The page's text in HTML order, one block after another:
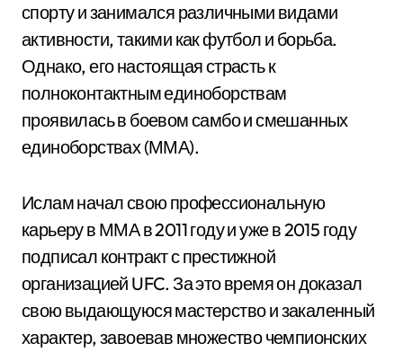
спорту и занимался различными видами
активности, такими как футбол и борьба.
Однако, его настоящая страсть к
полноконтактным единоборствам
проявилась в боевом самбо и смешанных
единоборствах (ММА).
Ислам начал свою профессиональную
карьеру в ММА в 2011 году и уже в 2015 году
подписал контракт с престижной
организацией UFC. За это время он доказал
свою выдающуюся мастерство и закаленный
характер, завоевав множество чемпионских